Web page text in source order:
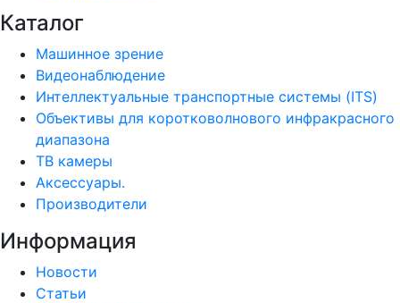
Каталог
Машинное зрение
Видеонаблюдение
Интеллектуальные транспортные системы (ITS)
Объективы для коротковолнового инфракрасного
диапазона
ТВ камеры
Аксессуары.
Производители
Информация
Новости
Статьи